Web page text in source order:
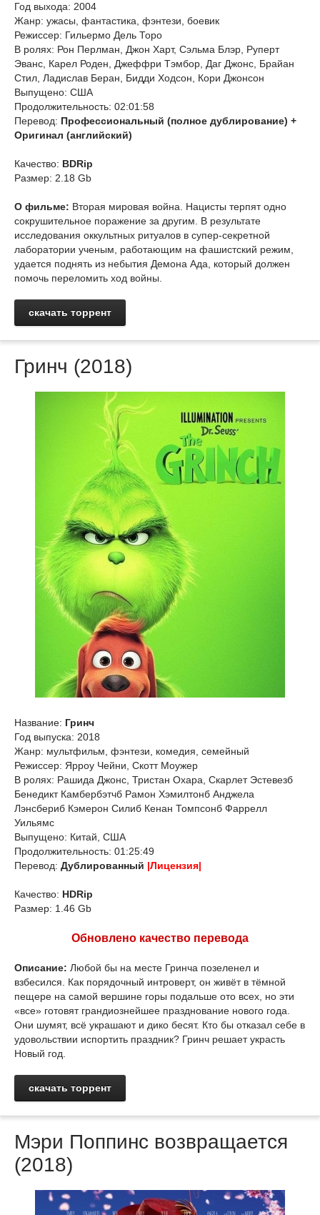
Год выхода: 2004
Жанр: ужасы, фантастика, фэнтези, боевик
Режиссер: Гильермо Дель Торо
В ролях: Рон Перлман, Джон Харт, Сэльма Блэр, Руперт
Эванс, Карел Роден, Джеффри Тэмбор, Даг Джонс, Брайан
Стил, Ладислав Беран, Бидди Ходсон, Кори Джонсон
Выпущено: США
Продолжительность: 02:01:58
Перевод: Профессиональный (полное дублирование) +
Оригинал (английский)
Качество: BDRip
Размер: 2.18 Gb
О фильме: Вторая мировая война. Нацисты терпят одно
сокрушительное поражение за другим. В результате
исследования оккультных ритуалов в супер-секретной
лаборатории ученым, работающим на фашистский режим,
удается поднять из небытия Демона Ада, который должен
помочь переломить ход войны.
скачать торрент
Гринч (2018)
Название: Гринч
Год выпуска: 2018
Жанр: мультфильм, фэнтези, комедия, семейный
Режиссер: Ярроу Чейни, Скотт Моужер
В ролях: Рашида Джонс, Тристан Охара, Скарлет Эстевезб
Бенедикт Камбербэтчб Рамон Хэмилтонб Анджела
Лэнсбериб Кэмерон Силиб Кенан Томпсонб Фаррелл
Уильямс
Выпущено: Китай, США
Продолжительность: 01:25:49
Перевод: Дублированный |Лицензия|
Качество: HDRip
Размер: 1.46 Gb
Обновлено качество перевода
Описание: Любой бы на месте Гринча позеленел и
взбесился. Как порядочный интроверт, он живёт в тёмной
пещере на самой вершине горы подальше ото всех, но эти
«все» готовят грандиознейшее празднование нового года.
Они шумят, всё украшают и дико бесят. Кто бы отказал себе в
удовольствии испортить праздник? Гринч решает украсть
Новый год.
скачать торрент
Мэри Поппинс возвращается
(2018)